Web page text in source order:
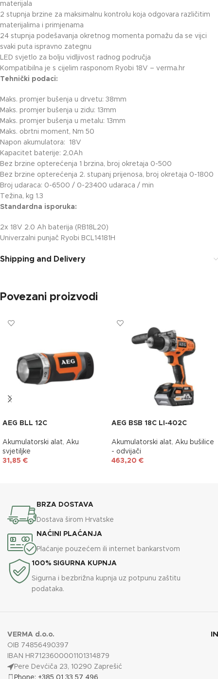
materijala
2 stupnja brzine za maksimalnu kontrolu koja odgovara različitim
materijalima i primjenama
24 stupnja podešavanja okretnog momenta pomažu da se vijci
svaki puta ispravno zategnu
LED svjetlo za bolju vidljivost radnog područja
Kompatibilna je s cijelim rasponom Ryobi 18V – verma.hr
Tehnički podaci:
Maks. promjer bušenja u drvetu: 38mm
Maks. promjer bušenja u zidu: 13mm
Maks. promjer bušenja u metalu: 13mm
Maks. obrtni moment, Nm 50
Napon akumulatora: 18V
Kapacitet baterije: 2,0Ah
Bez brzine opterećenja 1 brzina, broj okretaja 0-500
Bez brzine opterećenja 2. stupanj prijenosa, broj okretaja 0-1800
Broj udaraca: 0-6500 / 0-23400 udaraca / min
Težina, kg 1.3
Standardna isporuka:
2x 18V 2.0 Ah baterija (RB18L20)
Univerzalni punjač Ryobi BCL14181H
Shipping and Delivery
Povezani proizvodi
AEG BLL 12C
Akumulatorski alat, Aku
svjetiljke
31,85 €
AEG BSB 18C LI-402C
Akumulatorski alat, Aku bušilice
- odvijači
463,20 €
BRZA DOSTAVA
Dostava širom Hrvatske
NAĆINI PLAĆANJA
Plaćanje pouzećem ili internet bankarstvom
100% SIGURNA KUPNJA
Sigurna i bezbrižna kupnja uz potpunu zaštitu
podataka.
VERMA d.o.o.
OIB 74856490397
IBAN HR7123600001101314879
Pere Devćiča 23, 10290 Zaprešić